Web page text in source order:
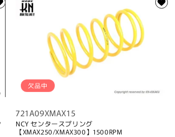
格
欠品中
721A09XMAX15
NCY センタースプリング
【XMAX250/XMAX300】1500RPM